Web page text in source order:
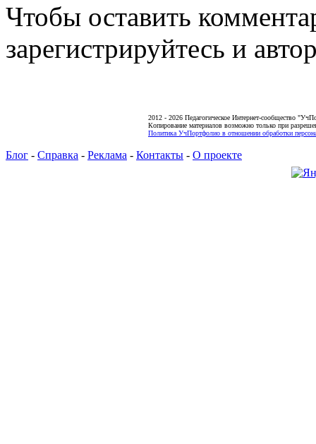
Чтобы оставить
зарегистрируйтесь и
2012 - 2026 Педагогическое Интернет-сообщество
Копирование материалов возможно только при
Политика УчПортфолио в отношении обработки
Блог - Справка - Реклама - Контакты - О проекте